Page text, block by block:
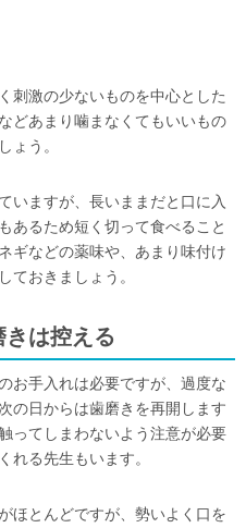
刺激の少ないものを中心とした
どあまり噛まなくてもいいもの
ょう。
いますが、長いままだと口に入
あるため短く切って食べること
ギなどの薬味や、あまり味付け
ておきましょう。
は控える
お手入れは必要ですが、過度な
の日からは歯磨きを再開します
ってしまわないよう注意が必要
れる先生もいます。
ほとんどですが、勢いよく口を